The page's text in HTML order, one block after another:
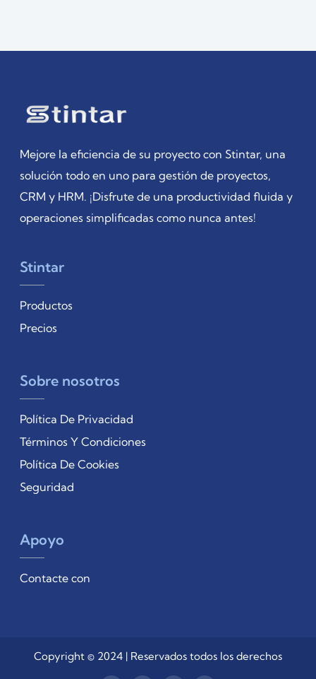
Mejore la eficiencia de su proyecto con Stintar, una
solución todo en uno para gestión de proyectos,
CRM y HRM. ¡Disfrute de una productividad fluida y
operaciones simplificadas como nunca antes!
Stintar
Productos
Precios
Sobre nosotros
Política De Privacidad
Términos Y Condiciones
Política De Cookies
Seguridad
Apoyo
Contacte con
Copyright © 2024 | Reservados todos los derechos